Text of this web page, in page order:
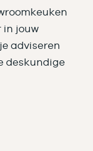
in jouw
adviseren
deskundige